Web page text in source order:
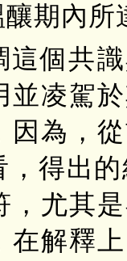
期內所
這個共
並凌駕
因為，
，得出
，尤其
在解釋